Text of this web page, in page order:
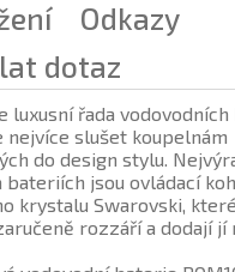
Odkazy
dotaz
luxusní řada
nejvíce slušet koupelnám
do design stylu.
bateriích jsou ovládací
krystalu Swarovski,
rozzáří a dodají jí